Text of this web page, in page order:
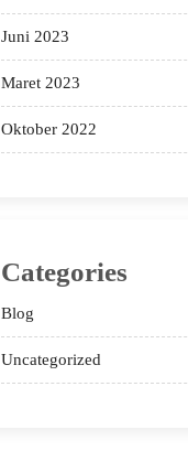
Juni 2023
Maret 2023
Oktober 2022
Categories
Blog
Uncategorized